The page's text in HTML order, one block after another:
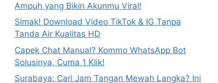
Ampuh yang Bikin Akunmu Viral!
Simak! Download Video TikTok & IG Tanpa
Tanda Air Kualitas HD
Capek Chat Manual? Kommo WhatsApp Bot
Solusinya, Cuma 1 Klik!
Surabaya: Cari Jam Tangan Mewah Langka? Ini